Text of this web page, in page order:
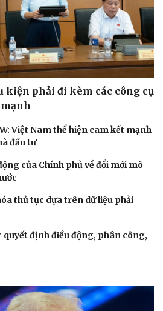
kiện phải đi kèm các công cụ
Việt Nam thể hiện cam kết mạnh
đầu tư
của Chính phủ về đổi mới mô
thủ tục dựa trên dữ liệu phải
quyết định điều động, phân công,